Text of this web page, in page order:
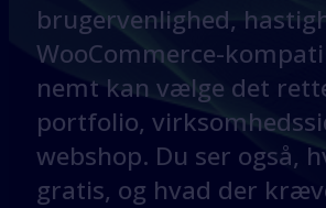
brugervenlighed,
WooCommerce-
nemt kan vælge det
portfolio,
webshop. Du ser også,
gratis, og hvad der